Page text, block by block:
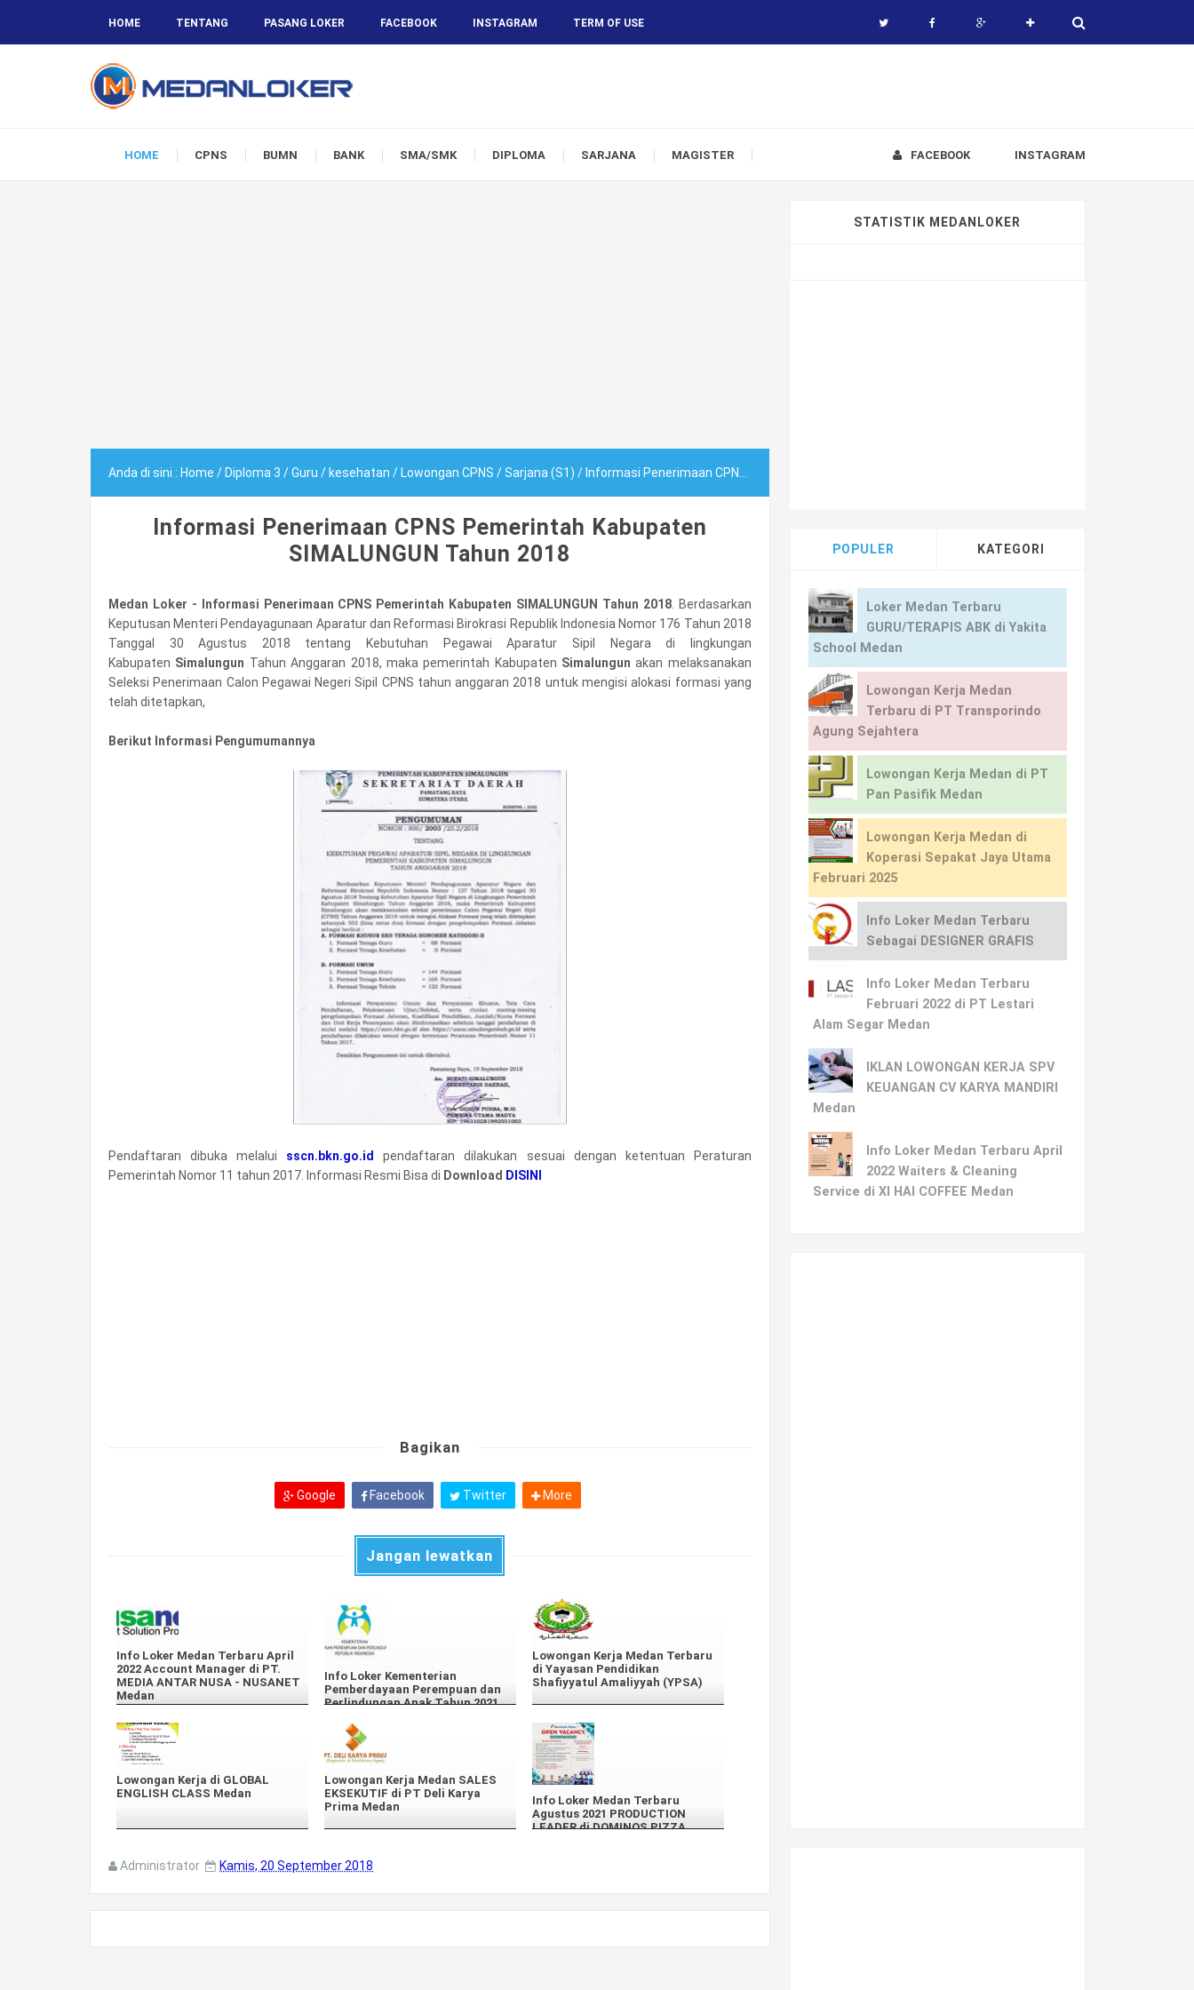
HOME TENTANG PASANG LOKER FACEBOOK INSTAGRAM TERM OF USE
HOME CPNS BUMN BANK SMA/SMK DIPLOMA SARJANA MAGISTER INSTAGRAM
FACEBOOK
Anda di sini : Home / Diploma 3 /Guru / kesehatan / Lowongan CPNS /Sarjana (S1) / Informasi Penerimaan CPNS Pemerintah Kabupaten SIMALUNGUN Tahun 2018
Informasi Penerimaan CPNS Pemerintah Kabupaten
SIMALUNGUN Tahun 2018
Medan Loker - Informasi Penerimaan CPNS Pemerintah Kabupaten SIMALUNGUN Tahun 2018. Berdasarkan
Keputusan Menteri Pendayagunaan Aparatur dan Reformasi Birokrasi Republik Indonesia Nomor 176 Tahun 2018
Tanggal 30 Agustus 2018 tentang Kebutuhan Pegawai Aparatur Sipil Negara di lingkungan
Kabupaten Simalungun Tahun Anggaran 2018, maka pemerintah Kabupaten Simalungunakan melaksanakan
Seleksi Penerimaan Calon Pegawai Negeri Sipil CPNS tahun anggaran 2018 untuk mengisi alokasi formasi yang
telah ditetapkan,
Berikut Informasi Pengumumannya
Pendaftaran dibuka melalui sscn.bkn.go.id
pendaftaran dilakukan sesuai dengan ketentuan Peraturan
Pemerintah Nomor 11 tahun 2017. Informasi Resmi Bisa di Download DISINI
Bagikan
Google Facebook Twitter More
Jangan lewatkan
Info Loker Medan Terbaru April
2022 Account Manager di PT.
MEDIA ANTAR NUSA - NUSANET
Medan
Info Loker Kementerian
Pemberdayaan Perempuan dan
Perlindungan Anak Tahun 2021
Lowongan Kerja Medan Terbaru
di Yayasan Pendidikan
Shafiyyatul Amaliyyah (YPSA)
Lowongan Kerja di GLOBAL
ENGLISH CLASS Medan
Lowongan Kerja Medan SALES
EKSEKUTIF di PT Deli Karya
Prima Medan
Info Loker Medan Terbaru
Agustus 2021 PRODUCTION
LEADER di DOMINOS PIZZA
Administrator Kamis, 20 September 2018
STATISTIK MEDANLOKER
POPULER KATEGORI
Loker Medan Terbaru
GURU/TERAPIS ABK di Yakita
School Medan
Lowongan Kerja Medan
Terbaru di PT Transporindo
Agung Sejahtera
Lowongan Kerja Medan di PT
Pan Pasifik Medan
Lowongan Kerja Medan di
Koperasi Sepakat Jaya Utama
Februari 2025
Info Loker Medan Terbaru
Sebagai DESIGNER GRAFIS
Info Loker Medan Terbaru
Februari 2022 di PT Lestari
Alam Segar Medan
IKLAN LOWONGAN KERJA SPV
KEUANGAN CV KARYA MANDIRI
Medan
Info Loker Medan Terbaru April
2022 Waiters & Cleaning
Service di XI HAI COFFEE Medan